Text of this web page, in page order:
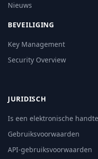
Nieuws
BEVEILIGING
Key Management
Security Overview
JURIDISCH
Is een elektronische
Gebruiksvoorwaarden
API-gebruiksvoorwaarden